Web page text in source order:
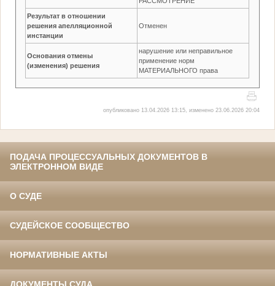
Результат в отношении
решения апелляционной
инстанции
Отменен
Основания отмены
(изменения) решения
нарушение или неправильное
применение норм
МАТЕРИАЛЬНОГО права
опубликовано 13.04.2026 13:15, изменено 23.06.2026 20:04
ПОДАЧА ПРОЦЕССУАЛЬНЫХ ДОКУМЕНТОВ В
ЭЛЕКТРОННОМ ВИДЕ
О СУДЕ
СУДЕЙСКОЕ СООБЩЕСТВО
НОРМАТИВНЫЕ АКТЫ